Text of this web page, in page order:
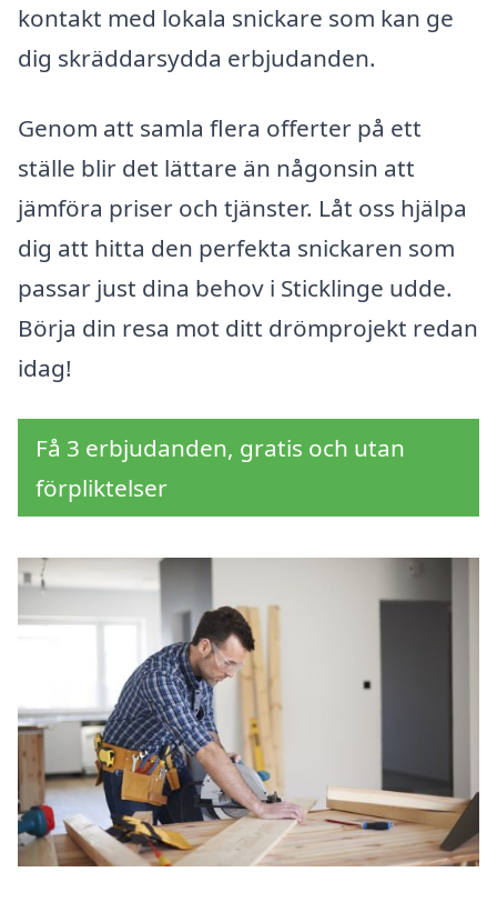
kontakt med lokala snickare som kan ge
dig skräddarsydda erbjudanden.
Genom att samla flera offerter på ett
ställe blir det lättare än någonsin att
jämföra priser och tjänster. Låt oss hjälpa
dig att hitta den perfekta snickaren som
passar just dina behov i Sticklinge udde.
Börja din resa mot ditt drömprojekt redan
idag!
Få 3 erbjudanden, gratis och utan
förpliktelser